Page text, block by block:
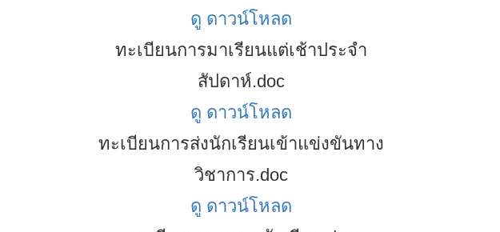
ดู ดาวน์โหลด
ทะเบียนการมาเรียนแต่เช้าประจำ
สัปดาห์.doc
ดู ดาวน์โหลด
ทะเบียนการส่งนักเรียนเข้าแข่งขันทาง
วิชาการ.doc
ดู ดาวน์โหลด